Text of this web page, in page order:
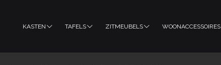
KASTEN TAFELS ZITMEUBELS WOONACCESSOIRES